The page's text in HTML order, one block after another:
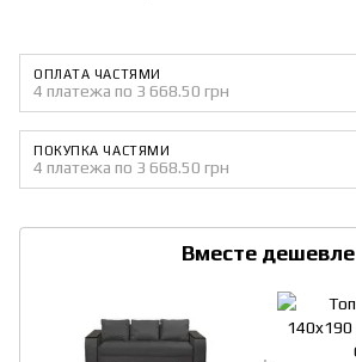
ОПЛАТА ЧАСТЯМИ
4 платежа по 3 668.50 грн
ПОКУПКА ЧАСТЯМИ
4 платежа по 3 668.50 грн
Вместе дешевле